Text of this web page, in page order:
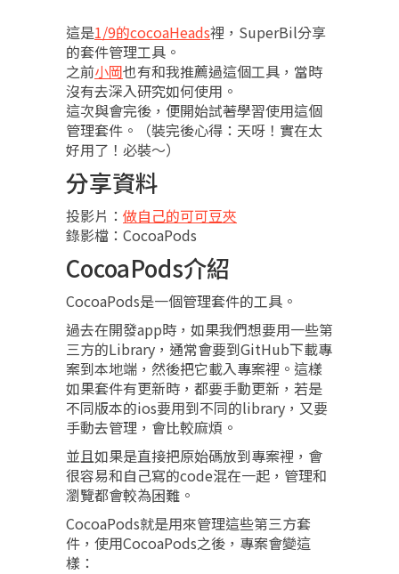
這是1/9的cocoaHeads裡，SuperBil分享
的套件管理工具。
之前小岡也有和我推薦過這個工具，當時
沒有去深入研究如何使用。
這次與會完後，便開始試著學習使用這個
管理套件。（裝完後心得：天呀！實在太
好用了！必裝～）
分享資料
投影片： 做自己的可可豆夾
錄影檔：CocoaPods
CocoaPods介紹
CocoaPods是一個管理套件的工具。
過去在開發app時，如果我們想要用一些第
三方的Library，通常會要到GitHub下載專
案到本地端，然後把它載入專案裡。這樣
如果套件有更新時，都要手動更新，若是
不同版本的ios要用到不同的library，又要
手動去管理，會比較麻煩。
並且如果是直接把原始碼放到專案裡，會
很容易和自己寫的code混在一起，管理和
瀏覽都會較為困難。
CocoaPods就是用來管理這些第三方套
件，使用CocoaPods之後，專案會變這
樣：